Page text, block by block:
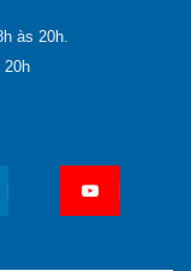
às 20h.
20h